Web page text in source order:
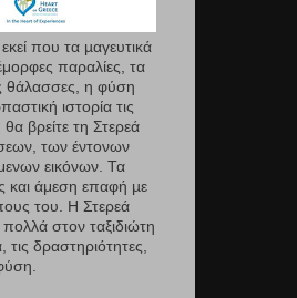
που τα µαγευτικά
παραλίες, τα
θάλασσες, η φύση
ιστορία τις
βρείτε τη Στερεά
των έντονων
εικόνων. Τα
και άμεση επαφή µε
του. Η Στερεά
στον ταξιδιώτη
τις δραστηριότητες,